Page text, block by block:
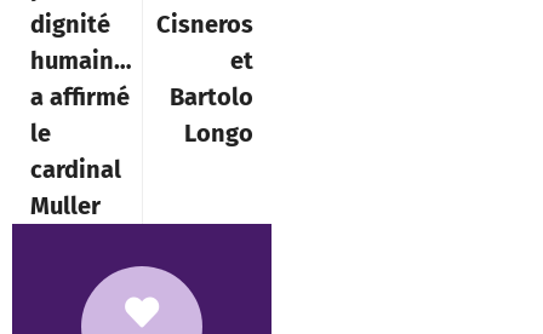
dignité
humaine »
a affirmé
le
cardinal
Muller
Cisneros
et
Bartolo
Longo